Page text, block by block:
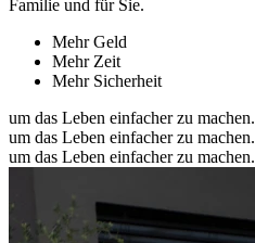
Familie und für Sie.
Mehr Geld
Mehr Zeit
Mehr Sicherheit
um das Leben einfacher zu machen.
um das Leben einfacher zu machen.
um das Leben einfacher zu machen.